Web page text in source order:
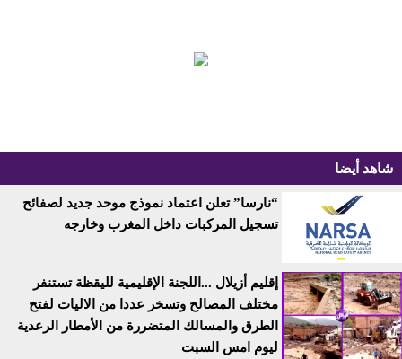
شاهد أيضا
“نارسا” تعلن اعتماد نموذج موحد جديد لصفائح
تسجيل المركبات داخل المغرب وخارجه
إقليم أزيلال ...اللجنة الإقليمية لليقظة تستنفر
مختلف المصالح وتسخر عددا من الاليات لفتح
الطرق والمسالك المتضررة من الأمطار الرعدية
ليوم امس السبت